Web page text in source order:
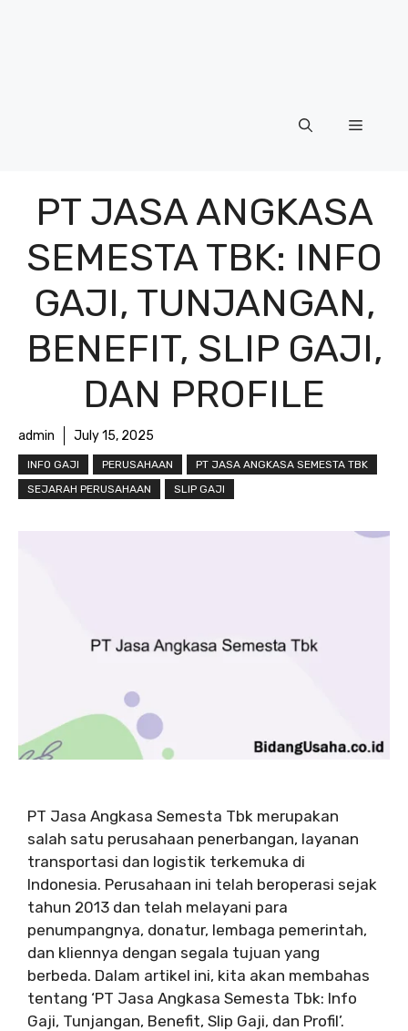
Menu
PT JASA ANGKASA
SEMESTA TBK: INFO
GAJI, TUNJANGAN,
BENEFIT, SLIP GAJI,
DAN PROFILE
admin July 15, 2025
INFO GAJI PERUSAHAAN
PT JASA ANGKASA SEMESTA TBK
SEJARAH PERUSAHAAN
SLIP GAJI
PT Jasa Angkasa Semesta Tbk merupakan
salah satu perusahaan penerbangan, layanan
transportasi dan logistik terkemuka di
Indonesia. Perusahaan ini telah beroperasi sejak
tahun 2013 dan telah melayani para
penumpangnya, donatur, lembaga pemerintah,
dan kliennya dengan segala tujuan yang
berbeda. Dalam artikel ini, kita akan membahas
tentang ‘PT Jasa Angkasa Semesta Tbk: Info
Gaji, Tunjangan, Benefit, Slip Gaji, dan Profil’.